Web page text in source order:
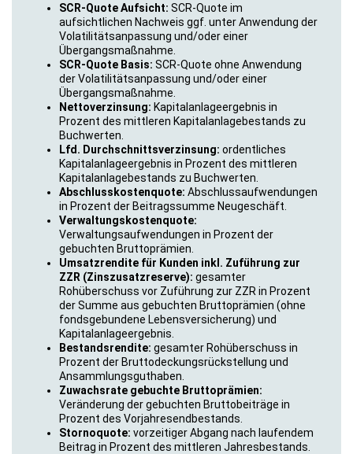
SCR-Quote Aufsicht: SCR-Quote im
aufsichtlichen Nachweis ggf. unter Anwendung der
Volatilitätsanpassung und/oder einer
Übergangsmaßnahme.
SCR-Quote Basis: SCR-Quote ohne Anwendung
der Volatilitätsanpassung und/oder einer
Übergangsmaßnahme.
Nettoverzinsung: Kapitalanlageergebnis in
Prozent des mittleren Kapitalanlagebestands zu
Buchwerten.
Lfd. Durchschnittsverzinsung: ordentliches
Kapitalanlageergebnis in Prozent des mittleren
Kapitalanlagebestands zu Buchwerten.
Abschlusskostenquote: Abschlussaufwendungen
in Prozent der Beitragssumme Neugeschäft.
Verwaltungskostenquote:
Verwaltungsaufwendungen in Prozent der
gebuchten Bruttoprämien.
Umsatzrendite für Kunden inkl. Zuführung zur
ZZR (Zinszusatzreserve): gesamter
Rohüberschuss vor Zuführung zur ZZR in Prozent
der Summe aus gebuchten Bruttoprämien (ohne
fondsgebundene Lebensversicherung) und
Kapitalanlageergebnis.
Bestandsrendite: gesamter Rohüberschuss in
Prozent der Bruttodeckungsrückstellung und
Ansammlungsguthaben.
Zuwachsrate gebuchte Bruttoprämien:
Veränderung der gebuchten Bruttobeiträge in
Prozent des Vorjahresendbestands.
Stornoquote: vorzeitiger Abgang nach laufendem
Beitrag in Prozent des mittleren Jahresbestands.